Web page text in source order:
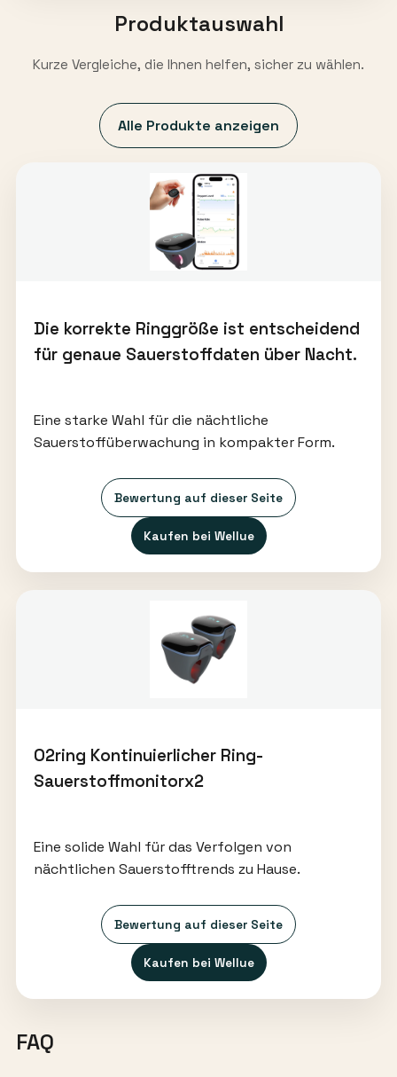
Produktauswahl
Kurze Vergleiche, die Ihnen helfen, sicher zu wählen.
Alle Produkte anzeigen
Die korrekte Ringgröße ist entscheidend
für genaue Sauerstoffdaten über Nacht.
Eine starke Wahl für die nächtliche
Sauerstoffüberwachung in kompakter Form.
Bewertung auf dieser Seite
Kaufen bei Wellue
O2ring Kontinuierlicher Ring-
Sauerstoffmonitorx2
Eine solide Wahl für das Verfolgen von
nächtlichen Sauerstofftrends zu Hause.
Bewertung auf dieser Seite
Kaufen bei Wellue
FAQ